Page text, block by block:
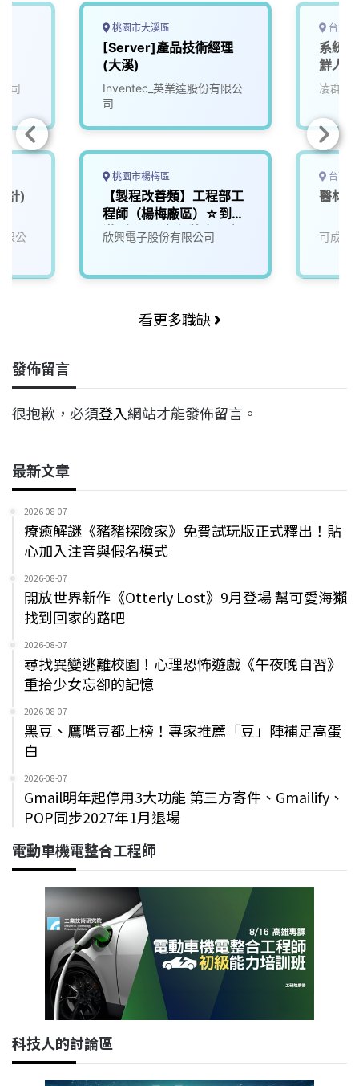
司
計)
限公
桃園市大溪區
[Server]產品技術經理
(大溪)
Inventec_英業達股份有限公
司
桃園市楊梅區
【製程改善類】工程部工
程師（楊梅廠區）☆到職
滿6個月，留任獎金最高
欣興電子股份有限公司
台北
系統
鮮人/
凌群電
台南
醫材
可成科
看更多職缺
發佈留言
很抱歉，必須登入網站才能發佈留言。
最新文章
2026-08-07
療癒解謎《豬豬探險家》免費試玩版正式釋出！貼
心加入注音與假名模式
2026-08-07
開放世界新作《Otterly Lost》9月登場 幫可愛海獺
找到回家的路吧
2026-08-07
尋找異變逃離校園！心理恐怖遊戲《午夜晚自習》
重拾少女忘卻的記憶
2026-08-07
黑豆、鷹嘴豆都上榜！專家推薦「豆」陣補足高蛋
白
2026-08-07
Gmail明年起停用3大功能 第三方寄件、Gmailify、
POP同步2027年1月退場
電動車機電整合工程師
科技人的討論區